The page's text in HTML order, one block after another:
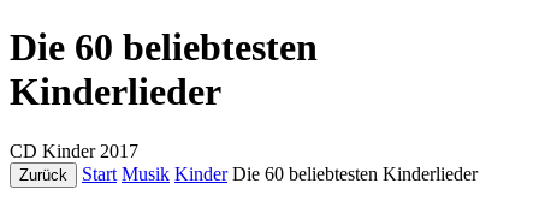
Die 60 beliebtesten
Kinderlieder
CD Kinder 2017
Zurück Start Musik Kinder Die 60 beliebtesten Kinderlieder